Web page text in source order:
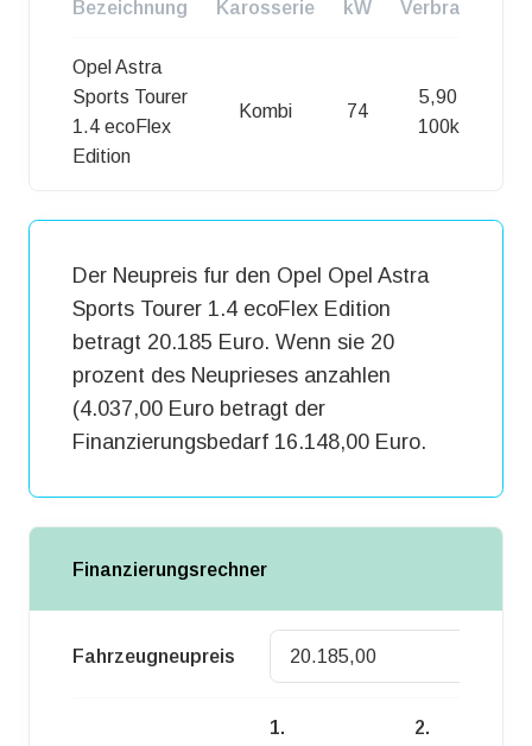
Bezeichnung Karosserie kW Verbrauch
Opel Astra
Sports Tourer
1.4 ecoFlex
Edition
Kombi 74
5,90 l /
100km
Der Neupreis fur den Opel Opel Astra
Sports Tourer 1.4 ecoFlex Edition
betragt 20.185 Euro. Wenn sie 20
prozent des Neuprieses anzahlen
(4.037,00 Euro betragt der
Finanzierungsbedarf 16.148,00 Euro.
Finanzierungsrechner
Fahrzeugneupreis
1.
2.